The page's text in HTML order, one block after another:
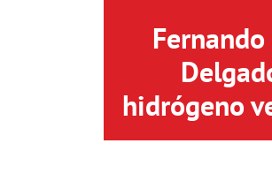
hidrógeno